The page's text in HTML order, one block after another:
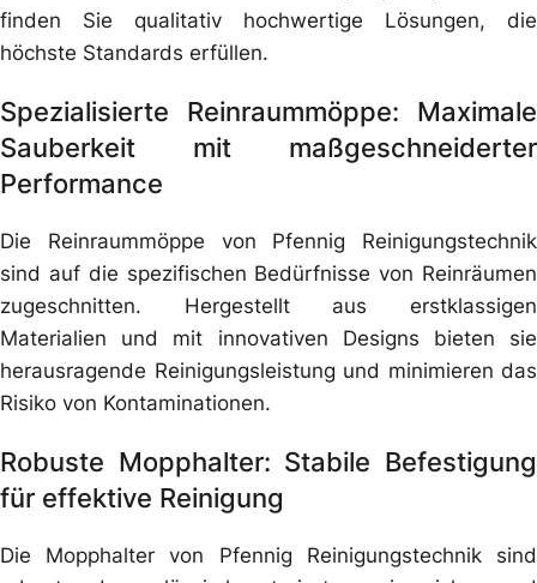
finden Sie qualitativ hochwertige Lösungen, die
höchste Standards erfüllen.
Spezialisierte Reinraummöppe: Maximale
Sauberkeit mit maßgeschneiderter
Performance
Die Reinraummöppe von Pfennig Reinigungstechnik
sind auf die spezifischen Bedürfnisse von Reinräumen
zugeschnitten. Hergestellt aus erstklassigen
Materialien und mit innovativen Designs bieten sie
herausragende Reinigungsleistung und minimieren das
Risiko von Kontaminationen.
Robuste Mopphalter: Stabile Befestigung
für effektive Reinigung
Die Mopphalter von Pfennig Reinigungstechnik sind